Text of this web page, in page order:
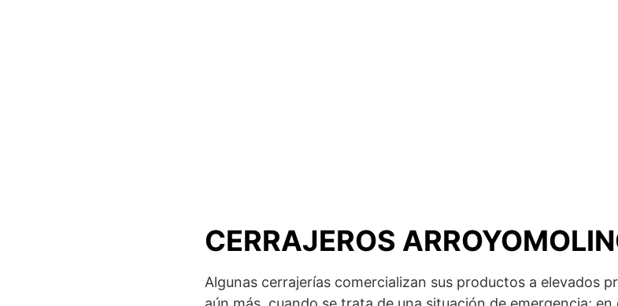
CERRAJEROS
Algunas cerrajerías comercializan sus productos a elevados